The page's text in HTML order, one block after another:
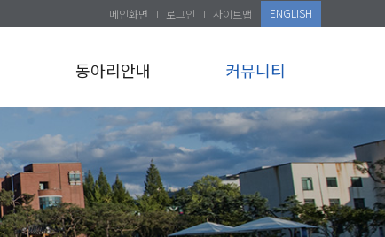
메인화면 로그인 사이트맵 ENGLISH
동아리안내 커뮤니티